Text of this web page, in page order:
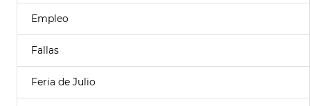
Empleo
Fallas
Feria de Julio